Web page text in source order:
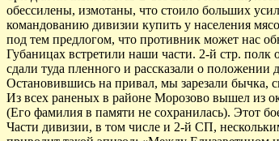
обессилены, измотаны, что стоило больших
командованию дивизии купить у населения
под тем предлогом, что противник может нас
Губаницах встретили наши части. 2-й стр.
сдали туда пленного и рассказали о положении
Остановившись на привал, мы зарезали бычка,
Из всех раненых в районе Морозово вышел из
(Его фамилия в памяти не сохранилась). Этот
Части дивизии, в том числе и 2-й СП,